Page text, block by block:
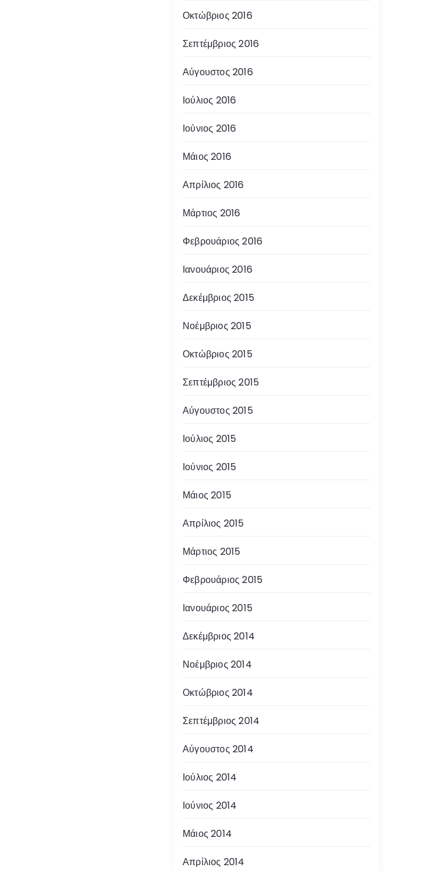
Οκτώβριος 2016
Σεπτέμβριος 2016
Αύγουστος 2016
Ιούλιος 2016
Ιούνιος 2016
Μάιος 2016
Απρίλιος 2016
Μάρτιος 2016
Φεβρουάριος 2016
Ιανουάριος 2016
Δεκέμβριος 2015
Νοέμβριος 2015
Οκτώβριος 2015
Σεπτέμβριος 2015
Αύγουστος 2015
Ιούλιος 2015
Ιούνιος 2015
Μάιος 2015
Απρίλιος 2015
Μάρτιος 2015
Φεβρουάριος 2015
Ιανουάριος 2015
Δεκέμβριος 2014
Νοέμβριος 2014
Οκτώβριος 2014
Σεπτέμβριος 2014
Αύγουστος 2014
Ιούλιος 2014
Ιούνιος 2014
Μάιος 2014
Απρίλιος 2014